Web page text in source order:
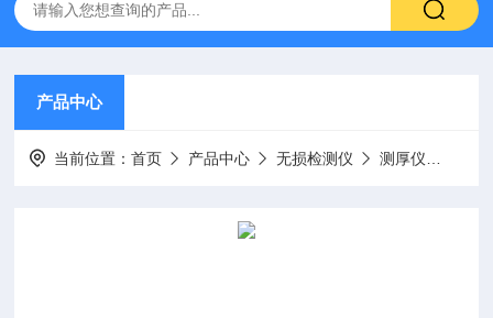
产品中心
当前位置：首页 产品中心 无损检测仪 测厚仪